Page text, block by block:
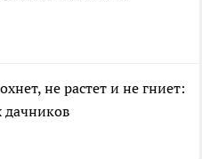
не растет и не гниет: